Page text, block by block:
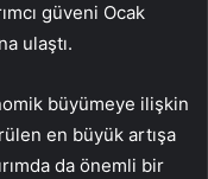
güveni Ocak
ulaştı.
büyümeye ilişkin
en büyük artışa
da önemli bir